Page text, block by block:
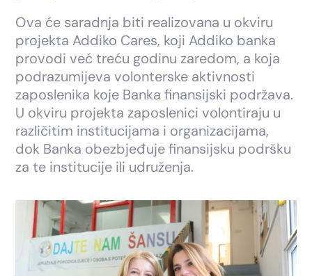
Ova će saradnja biti realizovana u okviru
projekta Addiko Cares, koji Addiko banka
provodi već treću godinu zaredom, a koja
podrazumijeva volonterske aktivnosti
zaposlenika koje Banka finansijski podržava.
U okviru projekta zaposlenici volontiraju u
različitim institucijama i organizacijama,
dok Banka obezbjeđuje finansijsku podršku
za te institucije ili udruženja.